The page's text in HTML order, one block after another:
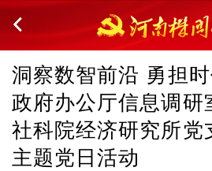
洞察数智前沿 勇担
政府办公厅信息调研
社科院经济研究所党
主题党日活动